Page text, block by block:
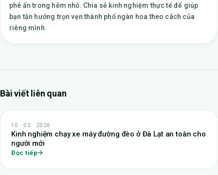
phê ẩn trong hẻm nhỏ. Chia sẻ kinh nghiệm thực tế để giúp
bạn tận hưởng trọn vẹn thành phố ngàn hoa theo cách của
riêng mình.
Bài viết liên quan
10 · 03 · 2026
Kinh nghiệm chạy xe máy đường đèo ở Đà Lạt an toàn cho
người mới
Đọc tiếp